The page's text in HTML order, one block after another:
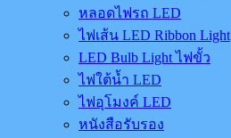
หลอดไฟรถ LED
ไฟเส้น LED Ribbon Light
LED Bulb Light ไฟขั้ว
ไฟใต้น้ำ LED
ไฟอุโมงค์ LED
หนังสือรับรอง